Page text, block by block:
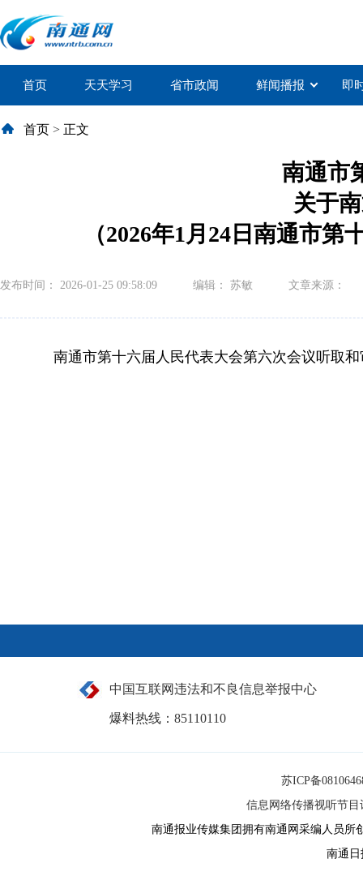
首页 天天学习 省市政闻 鲜闻播报 即
首页 > 正文
南通市
关于
（2026年1月24日南通市
发布时间： 2026-01-25 09:58:09 编辑： 苏敏 文章来源：
南通市第十六届人民代表大会第六次会议听取
中国互联网违法和不良信息举报中心
爆料热线：85110110
苏ICP备
信息网络传播视听节目
南通报业传媒集团拥有南通网采编人员所
南通日